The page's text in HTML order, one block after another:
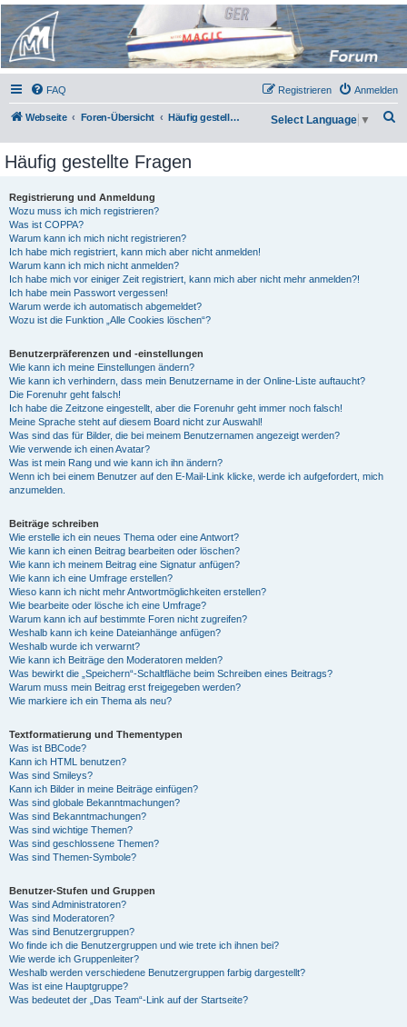
Micro Magic Forum
Deutschland
FAQ Anmelden
Registrieren
Webseite Foren-Übersicht Häufig gestellte Fragen Select Language ▼
Häufig gestellte Fragen
Registrierung und Anmeldung
Wozu muss ich mich registrieren?
Was ist COPPA?
Warum kann ich mich nicht registrieren?
Ich habe mich registriert, kann mich aber nicht anmelden!
Warum kann ich mich nicht anmelden?
Ich habe mich vor einiger Zeit registriert, kann mich aber nicht mehr anmelden?!
Ich habe mein Passwort vergessen!
Warum werde ich automatisch abgemeldet?
Wozu ist die Funktion „Alle Cookies löschen“?
Benutzerpräferenzen und -einstellungen
Wie kann ich meine Einstellungen ändern?
Wie kann ich verhindern, dass mein Benutzername in der Online-Liste auftaucht?
Die Forenuhr geht falsch!
Ich habe die Zeitzone eingestellt, aber die Forenuhr geht immer noch falsch!
Meine Sprache steht auf diesem Board nicht zur Auswahl!
Was sind das für Bilder, die bei meinem Benutzernamen angezeigt werden?
Wie verwende ich einen Avatar?
Was ist mein Rang und wie kann ich ihn ändern?
Wenn ich bei einem Benutzer auf den E-Mail-Link klicke, werde ich aufgefordert, mich
anzumelden.
Beiträge schreiben
Wie erstelle ich ein neues Thema oder eine Antwort?
Wie kann ich einen Beitrag bearbeiten oder löschen?
Wie kann ich meinem Beitrag eine Signatur anfügen?
Wie kann ich eine Umfrage erstellen?
Wieso kann ich nicht mehr Antwortmöglichkeiten erstellen?
Wie bearbeite oder lösche ich eine Umfrage?
Warum kann ich auf bestimmte Foren nicht zugreifen?
Weshalb kann ich keine Dateianhänge anfügen?
Weshalb wurde ich verwarnt?
Wie kann ich Beiträge den Moderatoren melden?
Was bewirkt die „Speichern“-Schaltfläche beim Schreiben eines Beitrags?
Warum muss mein Beitrag erst freigegeben werden?
Wie markiere ich ein Thema als neu?
Textformatierung und Thementypen
Was ist BBCode?
Kann ich HTML benutzen?
Was sind Smileys?
Kann ich Bilder in meine Beiträge einfügen?
Was sind globale Bekanntmachungen?
Was sind Bekanntmachungen?
Was sind wichtige Themen?
Was sind geschlossene Themen?
Was sind Themen-Symbole?
Benutzer-Stufen und Gruppen
Was sind Administratoren?
Was sind Moderatoren?
Was sind Benutzergruppen?
Wo finde ich die Benutzergruppen und wie trete ich ihnen bei?
Wie werde ich Gruppenleiter?
Weshalb werden verschiedene Benutzergruppen farbig dargestellt?
Was ist eine Hauptgruppe?
Was bedeutet der „Das Team“-Link auf der Startseite?